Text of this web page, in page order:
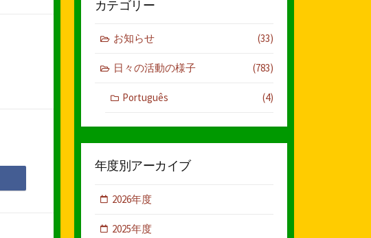
カテゴリー
お知らせ (33)
日々の活動の様子 (783)
Português (4)
年度別アーカイブ
2026年度
2025年度